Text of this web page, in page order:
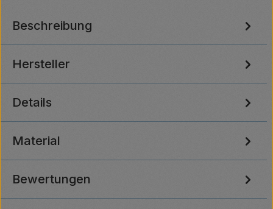
Beschreibung
Hersteller
Details
Material
Bewertungen